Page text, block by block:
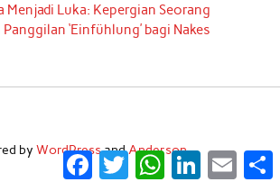
Menjadi Luka: Kepergian Seorang
Panggilan ‘Einfühlung’ bagi Nakes
by WordPressandAnderson.
Facebook
TwitterWhatsApp
LinkedInEmail